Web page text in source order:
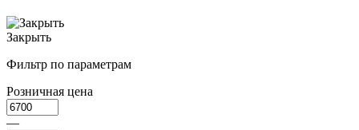
Закрыть
Фильтр по параметрам
Розничная цена
—